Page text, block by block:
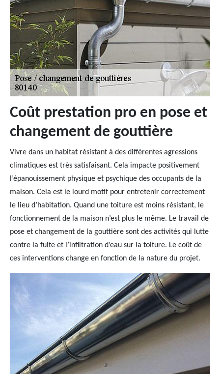
Coût prestation pro en pose et
changement de gouttière
Vivre dans un habitat résistant à des différentes agressions
climatiques est très satisfaisant. Cela impacte positivement
l’épanouissement physique et psychique des occupants de la
maison. Cela est le lourd motif pour entretenir correctement
le lieu d’habitation. Quand une toiture est moins résistant, le
fonctionnement de la maison n’est plus le même. Le travail de
pose et changement de la gouttière sont des activités qui lutte
contre la fuite et l’infiltration d’eau sur la toiture. Le coût de
ces interventions change en fonction de la nature du projet.